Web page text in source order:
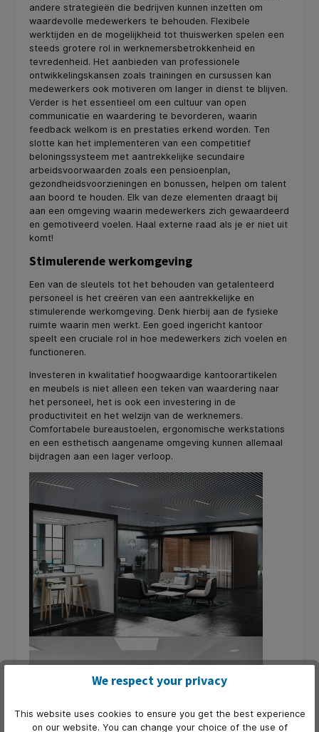
andere strategieën die bedrijven kunnen inzetten om
waardevolle medewerkers te behouden. Flexibele
werktijden en de mogelijkheid tot thuiswerken spelen een
steeds grotere rol in werknemersbetrokkenheid en
tevredenheid. Het aanbieden van professionele
ontwikkelingskansen zoals trainingen en cursussen kan
medewerkers ook motiveren om langer in dienst te blijven.
Verder is het essentieel om een cultuur van open
communicatie en waardering te bevorderen, waarin
feedback welkom is en prestaties erkend worden. Ten
slotte kan het implementeren van een competitief
beloningssysteem met aantrekkelijke secundaire
arbeidsvoorwaarden zoals een pensioenplan,
gezondheidsvoorzieningen en bonussen, helpen om talent
aan boord te houden. Elk van deze elementen draagt bij
aan een omgeving waarin medewerkers zich gewaardeerd
en gemotiveerd voelen. Haal externe raad als je er niet uit
komt!
Stimulerende werkomgeving
Een van de sleutels tot het behouden van getalenteerd
personeel is het creëren van een aantrekkelijke en
stimulerende werkomgeving. Denk hierbij aan de fysieke
ruimte waarin men werkt. Een goed ingericht kantoor
speelt een cruciale rol in hoe medewerkers zich voelen en
functioneren.
Investeren in kwalitatief hoogwaardige kantoorartikelen
en meubels is niet alleen een teken van waardering naar
het personeel, het is ook een investering in de
productiviteit en het welzijn van de werknemers.
Comfortabele bureaustoelen, ergonomische werkstations
en een esthetisch aangename omgeving kunnen allemaal
bijdragen aan een lager verloop.
We respect your privacy
This website uses cookies to ensure you get the best experience
on our website. You can change your choice of the use of